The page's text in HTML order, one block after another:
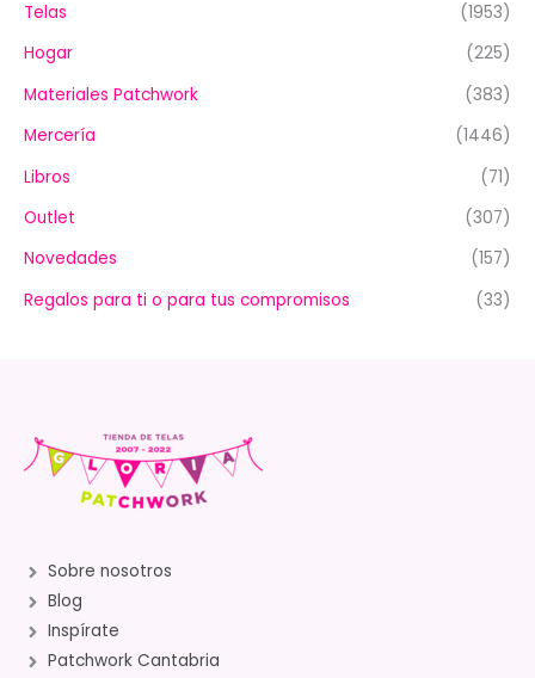
Telas
(1953)
Hogar
(225)
Materiales Patchwork
(383)
Mercería
(1446)
Libros
(71)
Outlet
(307)
Novedades
(157)
Regalos para ti o para tus compromisos
(33)
Sobre nosotros
Blog
Inspírate
Patchwork Cantabria